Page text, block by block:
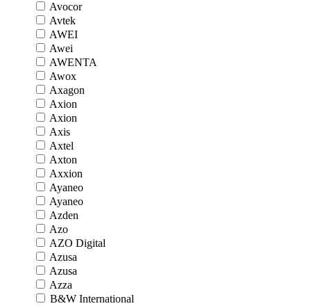
Avocor
Avtek
AWEI
Awei
AWENTA
Awox
Axagon
Axion
Axion
Axis
Axtel
Axton
Axxion
Ayaneo
Ayaneo
Azden
Azo
AZO Digital
Azusa
Azusa
Azza
B&W International